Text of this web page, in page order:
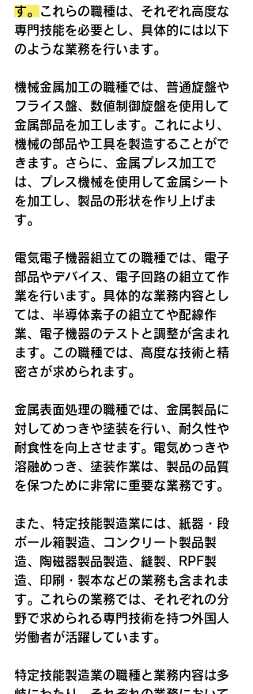
す。
これらの職種は、それぞれ高度な
専門技能を必要とし、具体的には以下
のような業務を行います。
機械金属加工の職種では、普通旋盤や
フライス盤、数値制御旋盤を使用して
金属部品を加工します。これにより、
機械の部品や工具を製造することがで
きます。さらに、金属プレス加工で
は、プレス機械を使用して金属シート
を加工し、製品の形状を作り上げま
す。
電気電子機器組立ての職種では、電子
部品やデバイス、電子回路の組立て作
業を行います。具体的な業務内容とし
ては、半導体素子の組立てや配線作
業、電子機器のテストと調整が含まれ
ます。この職種では、高度な技術と精
密さが求められます。
金属表面処理の職種では、金属製品に
対してめっきや塗装を行い、耐久性や
耐食性を向上させます。電気めっきや
溶融めっき、塗装作業は、製品の品質
を保つために非常に重要な業務です。
また、特定技能製造業には、紙器・段
ボール箱製造、コンクリート製品製
造、陶磁器製品製造、縫製、RPF製
造、印刷・製本などの業務も含まれま
す。これらの業務では、それぞれの分
野で求められる専門技術を持つ外国人
労働者が活躍しています。
特定技能製造業の職種と業務内容は多